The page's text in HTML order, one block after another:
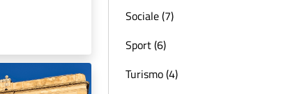
Sociale (7)
Sport (6)
Turismo (4)